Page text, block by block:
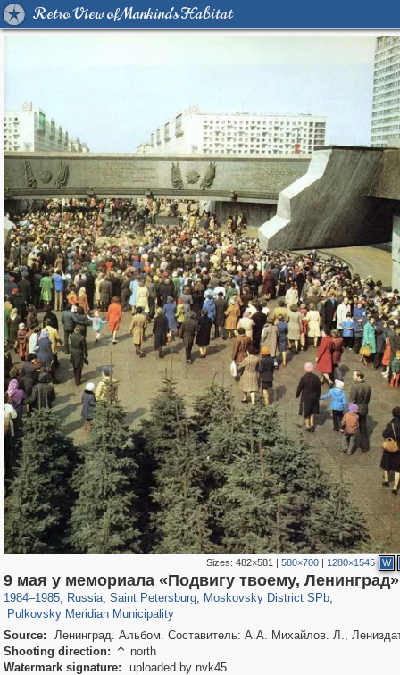
Retro View of Mankind's Habitat
Sizes:482×581 |580×700 | 1280×1545 W
9 мая у мемориала «Подвигу твоему, Ленинград»
1984–1985, Russia
1,407,687 29,262
, Saint Petersburg
197,288 5,716
, Moskovsky District SPb
6,886 61
,
Pulkovsky Meridian Municipality
2,228 22
Source:
Ленинград. Альбом. Составитель: А.А. Михайлов. Л.,
Shooting direction:  north
Watermark signature:
uploaded by nvk45